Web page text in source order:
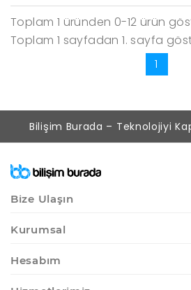
Toplam 1 üründen 0-12 ürün
Toplam 1 sayfadan 1. sayfa
1
Bilişim Burada – Teknolojiyi
Bize Ulaşın
Kurumsal
Hesabım